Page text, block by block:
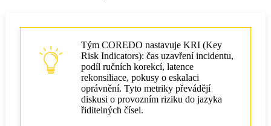
Tým COREDO nastavuje KRI (Key
Risk Indicators): čas uzavření incidentu,
podíl ručních korekcí, latence
rekonsiliace, pokusy o eskalaci
oprávnění. Tyto metriky převádějí
diskusi o provozním riziku do jazyka
řiditelných čísel.